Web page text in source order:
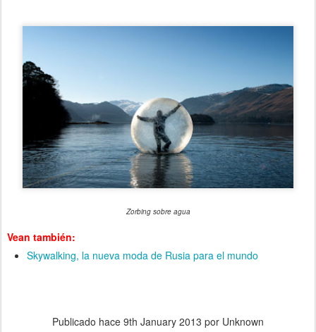
Zorbing sobre agua
Vean también:
Skywalking, la nueva moda de Rusia para el mundo
Publicado hace 9th January 2013 por Unknown